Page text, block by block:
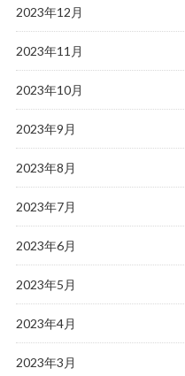
2023年12月
2023年11月
2023年10月
2023年9月
2023年8月
2023年7月
2023年6月
2023年5月
2023年4月
2023年3月